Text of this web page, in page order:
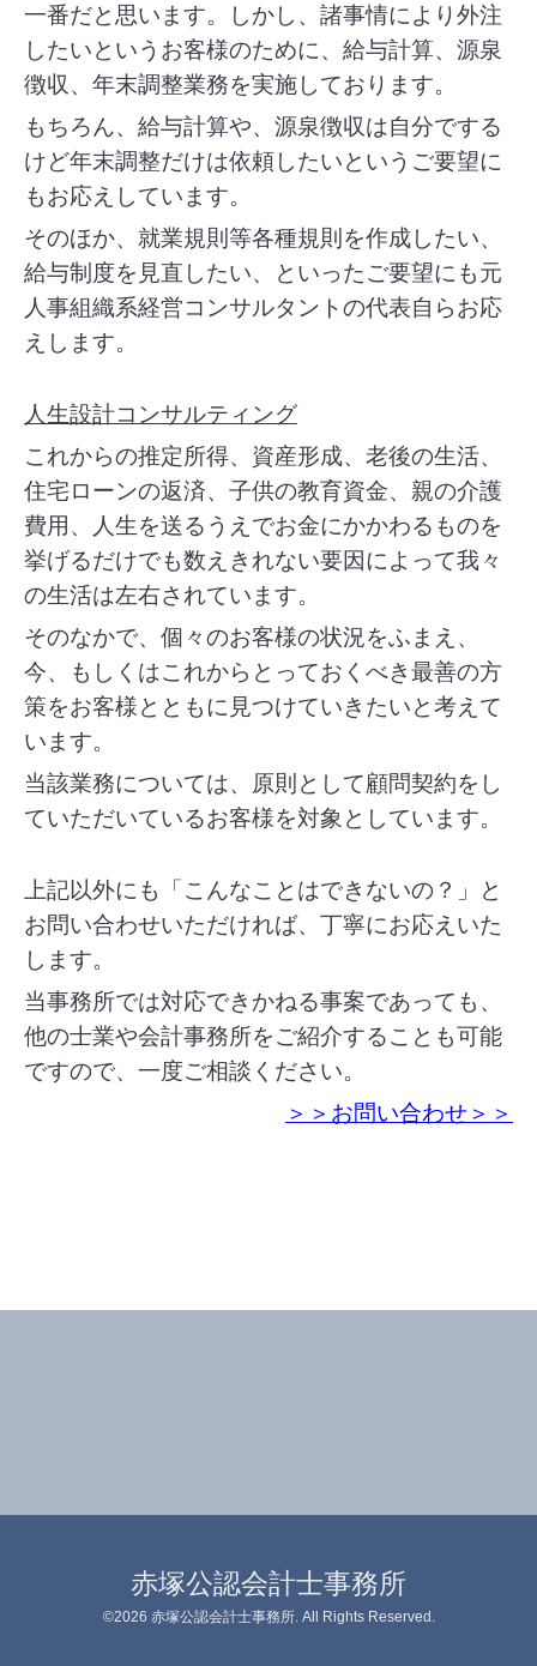
一番だと思います。しかし、諸事情により外注
したいというお客様のために、給与計算、源泉
徴収、年末調整業務を実施しております。
もちろん、給与計算や、源泉徴収は自分でする
けど年末調整だけは依頼したいというご要望に
もお応えしています。
そのほか、就業規則等各種規則を作成したい、
給与制度を見直したい、といったご要望にも元
人事組織系経営コンサルタントの代表自らお応
えします。
人生設計コンサルティング
これからの推定所得、資産形成、老後の生活、
住宅ローンの返済、子供の教育資金、親の介護
費用、人生を送るうえでお金にかかわるものを
挙げるだけでも数えきれない要因によって我々
の生活は左右されています。
そのなかで、個々のお客様の状況をふまえ、
今、もしくはこれからとっておくべき最善の方
策をお客様とともに見つけていきたいと考えて
います。
当該業務については、原則として顧問契約をし
ていただいているお客様を対象としています。
上記以外にも「こんなことはできないの？」と
お問い合わせいただければ、丁寧にお応えいた
します。
当事務所では対応できかねる事案であっても、
他の士業や会計事務所をご紹介することも可能
ですので、一度ご相談ください。
＞＞お問い合わせ＞＞
赤塚公認会計士事務所
©2026 赤塚公認会計士事務所. All Rights Reserved.